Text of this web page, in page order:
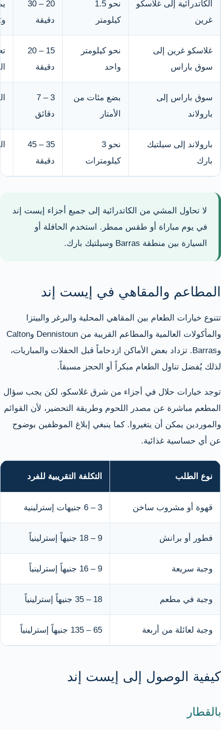
الكاتدرائية إلى غلاسكو
غرين
نحو 1.5
كيلومتر
20 – 30
دقيقة
وSaltmarket.
غلاسكو غرين إلى
سوق باراس
نحو كيلومتر
واحد
15 – 20
دقيقة
سوق باراس إلى
بارولاند
بضع مئات من
الأمتار
3 – 7
دقائق
بارولاند إلى سيلتيك
بارك
نحو 3
كيلومترات
35 – 45
دقيقة
لا تحاول المشي من الكاتدرائية إلى جميع أجزاء إيست إند
في يوم مباراة أو طقس ممطر. استخدم الحافلة أو
السيارة بين منطقة Barras وسيلتيك بارك.
المطاعم والمقاهي في إيست إند
تتنوع خيارات الطعام بين المقاهي المحلية والبرغر والبيتزا
والمأكولات العالمية والمطاعم القريبة من Dennistoun وCalton
وBarras. تزداد بعض الأماكن ازدحاماً قبل الحفلات والمباريات،
لذلك يُفضل تناول الطعام مبكراً أو الحجز مسبقاً.
توجد خيارات حلال في أجزاء من شرق غلاسكو، لكن يجب سؤال
المطعم مباشرة عن مصدر اللحوم وطريقة التحضير، لأن القوائم
والموردين يمكن أن يتغيروا. كما ينبغي إبلاغ الموظفين بوضوح
عن أي حساسية غذائية.
نوع الطلب التكلفة التقريبية للفرد
قهوة أو مشروب ساخن 3 – 6 جنيهات إسترلينية
فطور أو برانش 9 – 18 جنيهاً إسترلينياً
وجبة سريعة 9 – 16 جنيهاً إسترلينياً
وجبة في مطعم 18 – 35 جنيهاً إسترلينياً
وجبة لعائلة من أربعة 65 – 135 جنيهاً إسترلينياً
كيفية الوصول إلى إيست إند
بالقطار